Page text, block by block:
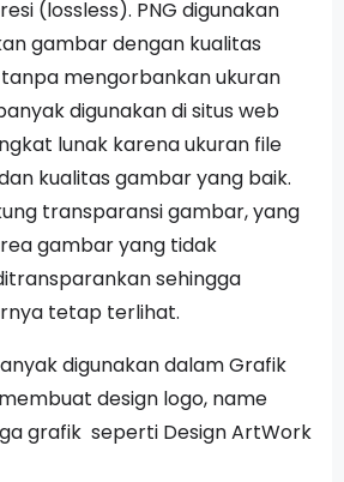
(lossless). PNG digunakan
gambar dengan kualitas
mengorbankan ukuran
digunakan di situs web
lunak karena ukuran file
kualitas gambar yang baik.
transparansi gambar, yang
gambar yang tidak
sehingga
tetap terlihat.
digunakan dalam Grafik
design logo, name
grafik seperti Design ArtWork